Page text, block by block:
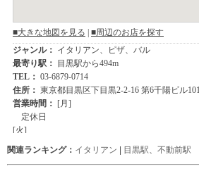
関連ランキング： イタリアン | 目黒駅 不動前駅